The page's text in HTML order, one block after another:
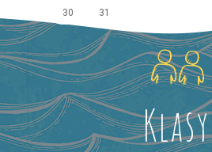
30
31
Klasy